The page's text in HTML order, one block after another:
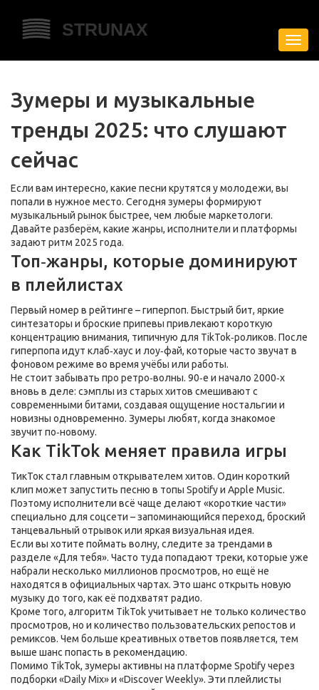
Зумеры и музыкальные
тренды 2025: что слушают
сейчас
Если вам интересно, какие песни крутятся у молодежи, вы
попали в нужное место. Сегодня зумеры формируют
музыкальный рынок быстрее, чем любые маркетологи.
Давайте разберём, какие жанры, исполнители и платформы
задают ритм 2025 года.
Топ‑жанры, которые доминируют
в плейлистах
Первый номер в рейтинге – гиперпоп. Быстрый бит, яркие
синтезаторы и броские припевы привлекают короткую
концентрацию внимания, типичную для TikTok‑роликов. После
гиперпопа идут клаб‑хаус и лоу‑фай, которые часто звучат в
фоновом режиме во время учёбы или работы.
Не стоит забывать про ретро‑волны. 90‑е и начало 2000‑х
вновь в деле: сэмплы из старых хитов смешивают с
современными битами, создавая ощущение ностальгии и
новизны одновременно. Зумеры любят, когда знакомое
звучит по‑новому.
Как TikTok меняет правила игры
ТикТок стал главным открывателем хитов. Один короткий
клип может запустить песню в топы Spotify и Apple Music.
Поэтому исполнители всё чаще делают «короткие части»
специально для соцсети – запоминающийся переход, броский
танцевальный отрывок или яркая визуальная идея.
Если вы хотите поймать волну, следите за трендами в
разделе «Для тебя». Часто туда попадают треки, которые уже
набрали несколько миллионов просмотров, но ещё не
находятся в официальных чартах. Это шанс открыть новую
музыку до того, как её подхватят радио.
Кроме того, алгоритм TikTok учитывает не только количество
просмотров, но и количество пользовательских репостов и
ремиксов. Чем больше креативных ответов появляется, тем
выше шанс попасть в рекомендацию.
Помимо TikTok, зумеры активны на платформе Spotify через
подборки «Daily Mix» и «Discover Weekly». Эти плейлисты